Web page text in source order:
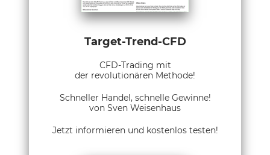
Target-Trend-CFD
CFD-Trading mit
der revolutionären Methode!
Schneller Handel, schnelle Gewinne!
von Sven Weisenhaus
Jetzt informieren und kostenlos testen!